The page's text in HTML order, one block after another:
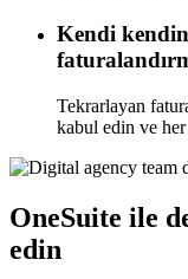
Kendi
Tekrarlayan
kabul edin ve her
OneSuite ile
edin